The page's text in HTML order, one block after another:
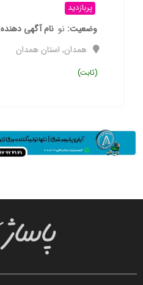
پربازدید
وضعیت نو نام آگهی دهنده
همدان, استان همدان
(ثابت)